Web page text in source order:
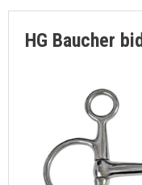
HG Baucher bid